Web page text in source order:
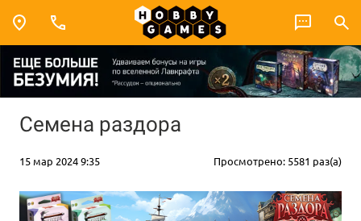
Семена раздора
15 мар 2024 9:35 Просмотрено: 5581 раз(а)